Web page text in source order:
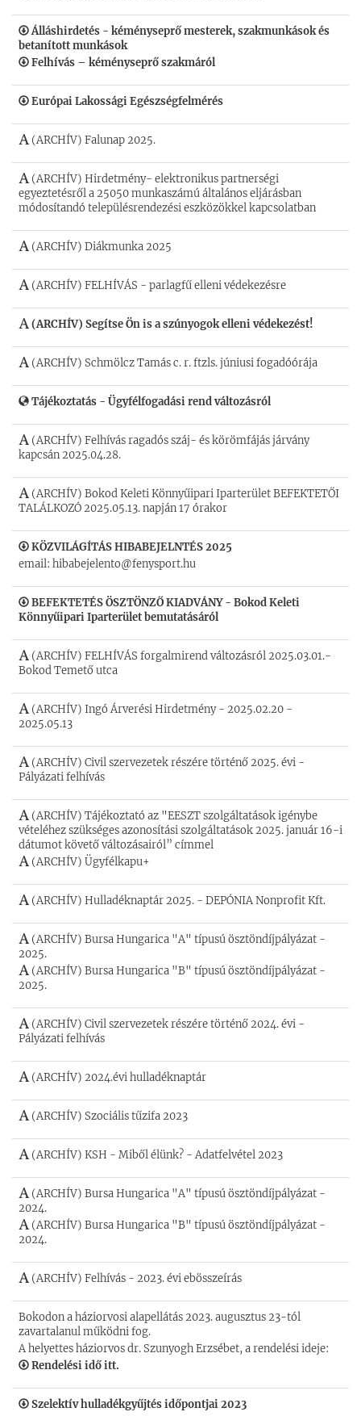
Álláshirdetés - kéményseprő mesterek, szakmunkások és
betanított munkások
Felhívás – kéményseprő szakmáról
Európai Lakossági Egészségfelmérés
(ARCHÍV) Falunap 2025.
(ARCHÍV) Hirdetmény- elektronikus partnerségi
egyeztetésről a 25050 munkaszámú általános eljárásban
módosítandó településrendezési eszközökkel kapcsolatban
(ARCHÍV) Diákmunka 2025
(ARCHÍV) FELHÍVÁS - parlagfű elleni védekezésre
(ARCHÍV) Segítse Ön is a szúnyogok elleni védekezést!
(ARCHÍV) Schmölcz Tamás c. r. ftzls. júniusi fogadóórája
Tájékoztatás - Ügyfélfogadási rend változásról
(ARCHÍV) Felhívás ragadós száj- és körömfájás járvány
kapcsán 2025.04.28.
(ARCHÍV) Bokod Keleti Könnyűipari Iparterület BEFEKTETŐI
TALÁLKOZÓ 2025.05.13. napján 17 órakor
KÖZVILÁGÍTÁS HIBABEJELNTÉS 2025
email: hibabejelento@fenysport.hu
BEFEKTETÉS ÖSZTÖNZŐ KIADVÁNY - Bokod Keleti
Könnyűipari Iparterület bemutatásáról
(ARCHÍV) FELHÍVÁS forgalmirend változásról 2025.03.01.-
Bokod Temető utca
(ARCHÍV) Ingó Árverési Hirdetmény - 2025.02.20 -
2025.05.13
(ARCHÍV) Civil szervezetek részére történő 2025. évi -
Pályázati felhívás
(ARCHÍV) Tájékoztató az "EESZT szolgáltatások igénybe
vételéhez szükséges azonosítási szolgáltatások 2025. január 16-i
dátumot követő változásairól” címmel
(ARCHÍV) Ügyfélkapu+
(ARCHÍV) Hulladéknaptár 2025. - DEPÓNIA Nonprofit Kft.
(ARCHÍV) Bursa Hungarica "A" típusú ösztöndíjpályázat -
2025.
(ARCHÍV) Bursa Hungarica "B" típusú ösztöndíjpályázat -
2025.
(ARCHÍV) Civil szervezetek részére történő 2024. évi -
Pályázati felhívás
(ARCHÍV) 2024.évi hulladéknaptár
(ARCHÍV) Szociális tűzifa 2023
(ARCHÍV) KSH - Miből élünk? - Adatfelvétel 2023
(ARCHÍV) Bursa Hungarica "A" típusú ösztöndíjpályázat -
2024.
(ARCHÍV) Bursa Hungarica "B" típusú ösztöndíjpályázat -
2024.
(ARCHÍV) Felhívás - 2023. évi ebösszeírás
Bokodon a háziorvosi alapellátás 2023. augusztus 23-tól
zavartalanul működni fog.
A helyettes háziorvos dr. Szunyogh Erzsébet, a rendelési ideje:
Rendelési idő itt.
Szelektív hulladékgyűjtés időpontjai 2023